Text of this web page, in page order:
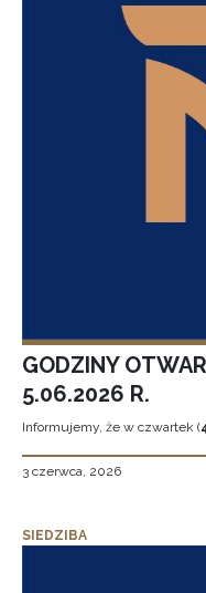
GODZINY
5.06.2026 R.
Informujemy, że w czwartek (
3 czerwca, 2026
SIEDZIBA